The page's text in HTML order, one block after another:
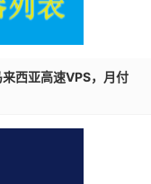
西亚高速VPS，月付